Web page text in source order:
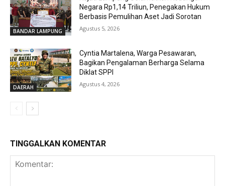
BANDAR LAMPUNG
Negara Rp1,14 Triliun, Penegakan Hukum
Berbasis Pemulihan Aset Jadi Sorotan
Agustus 5, 2026
DAERAH
Cyntia Martalena, Warga Pesawaran,
Bagikan Pengalaman Berharga Selama
Diklat SPPI
Agustus 4, 2026
TINGGALKAN KOMENTAR